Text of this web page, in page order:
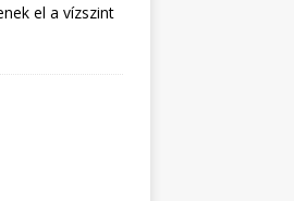
el a vízszint